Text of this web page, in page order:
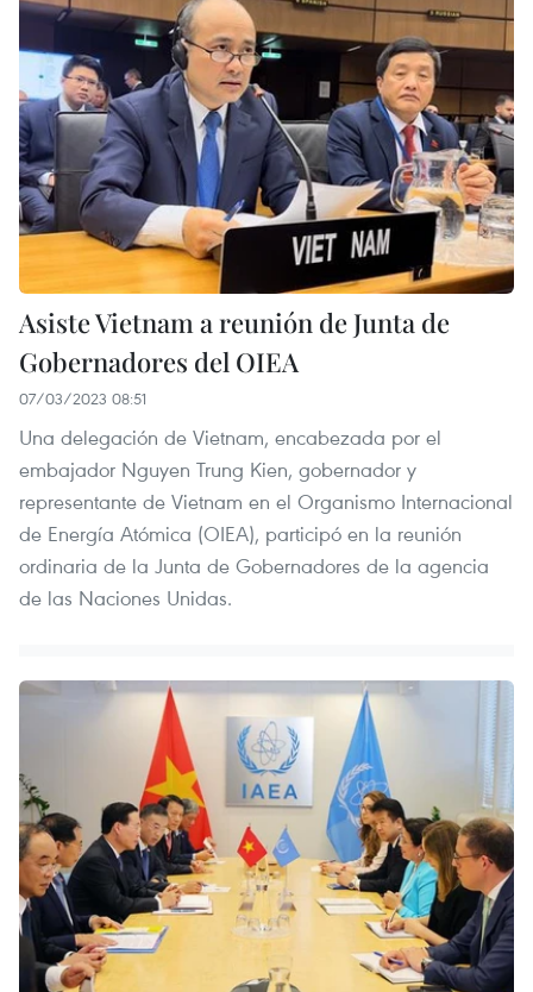
Asiste Vietnam a reunión de Junta de
Gobernadores del OIEA
07/03/2023 08:51
Una delegación de Vietnam, encabezada por el
embajador Nguyen Trung Kien, gobernador y
representante de Vietnam en el Organismo Internacional
de Energía Atómica (OIEA), participó en la reunión
ordinaria de la Junta de Gobernadores de la agencia
de las Naciones Unidas.